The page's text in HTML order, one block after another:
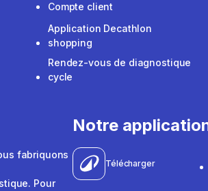
Compte client
Application Decathlon
shopping
Rendez-vous de diagnostique
cycle
fabriquons
Pour
Notre
Télécharger